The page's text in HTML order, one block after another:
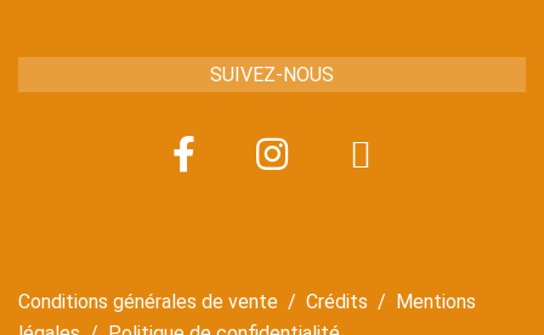
SUIVEZ-NOUS
Conditions générales de vente / Crédits /
Mentions